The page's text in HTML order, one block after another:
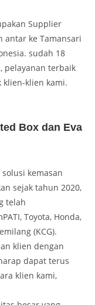
Supplier
antar ke Tamansari
sudah 18
pelayanan terbaik
klien kami.
Box dan Eva
kemasan
sejak tahun 2020,
telah
Toyota, Honda,
(KCG).
klien dengan
dapat terus
klien kami,